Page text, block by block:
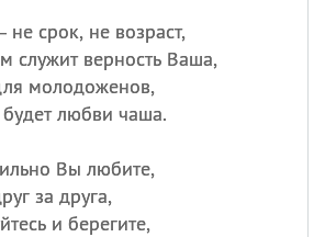
срок, не возраст,
служит верность Ваша,
молодоженов,
любви чаша.
Вы любите,
за друга,
и берегите,